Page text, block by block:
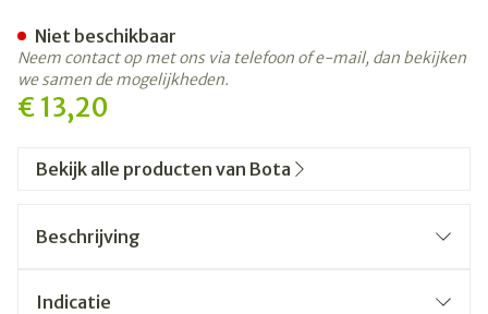
€ 13,20
Niet beschikbaar
Neem contact op met ons via telefoon of e-mail, dan bekijken
we samen de mogelijkheden.
Bekijk alle producten van Bota
Beschrijving
Indicatie